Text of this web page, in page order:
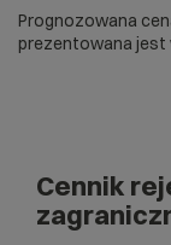
Prognozowana
prezentowana jest
Cennik